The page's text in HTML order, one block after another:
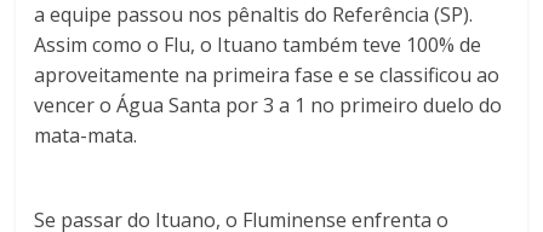
a equipe passou nos pênaltis do Referência (SP).
Assim como o Flu, o Ituano também teve 100% de
aproveitamente na primeira fase e se classificou ao
vencer o Água Santa por 3 a 1 no primeiro duelo do
mata-mata.
Se passar do Ituano, o Fluminense enfrenta o